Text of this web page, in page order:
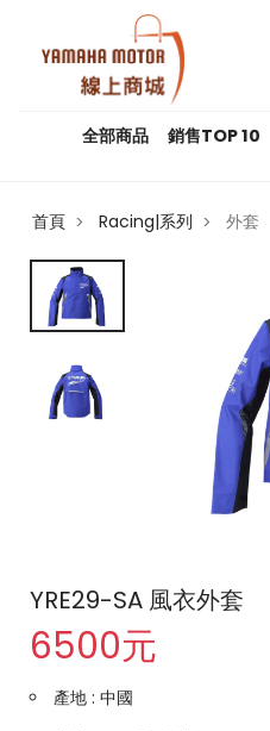
全部商品 銷售TOP 10
首頁 > Racing|系列 > 外套
YRE29-SA 風衣外套
6500元
產地 : 中國